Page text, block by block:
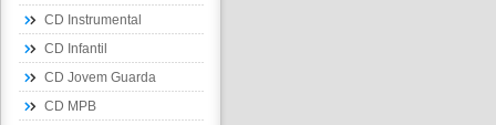
CD Instrumental
CD Infantil
CD Jovem Guarda
CD MPB